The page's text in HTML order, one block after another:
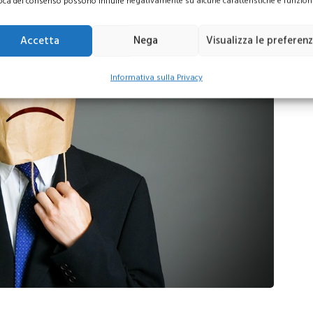
Accetta Nega Visualizza le
Informativa sulla Privacy